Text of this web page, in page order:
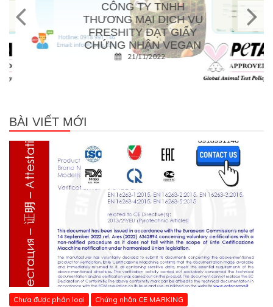
CÔNG TY TNHH
THƯƠNG MẠI DỊCH VỤ
FRESHITY ĐẠT GIẤY
CHỨNG NHẬN VEGAN
21/11/2022
BÀI VIẾT MỚI
Chưa được phân loại Chứng nhận CE MARKING